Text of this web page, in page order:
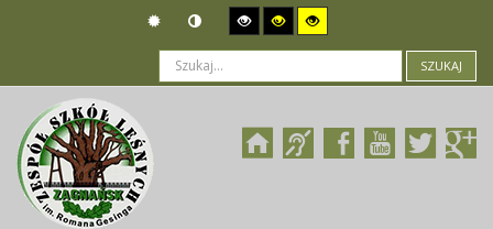
SZUKAJ
Jesteś tutaj: O Biuletynie